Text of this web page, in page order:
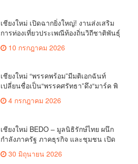
เชียงใหม่ เปิดฉากยิ่งใหญ่! งานส่งเสริม
การท่องเที่ยวประเพณีท้องถิ่นวิถีชาติพันธุ์
ล้านนา(คลิป)
10 กรกฎาคม 2026
เชียงใหม่ “พรรคพร้อม”มีมติเอกฉันท์
เปลี่ยนชื่อเป็น“พรรคศรัทธา”ดึง“มาร์ค พิ
ตบูล”นำทัพกรรมการบริหารชุดใหม่(คลิป)
4 กรกฎาคม 2026
เชียงใหม่ BEDO – มูลนิธิรักษ์ไทย ผนึก
กำลังภาครัฐ ภาคธุรกิจ และชุมชน เปิด
พิทักษ์ป่าต้นน้ำ ผ่านกลไก PES ฟื้นฟูป่า
30 มิถุนายน 2026